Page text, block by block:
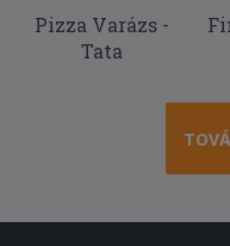
2026-05-11 - :
Gyors
2026-05-10 -
Pizza Varázs -
Tata